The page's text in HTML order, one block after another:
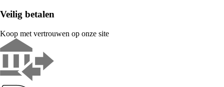
Veilig betalen
Koop met vertrouwen op onze site